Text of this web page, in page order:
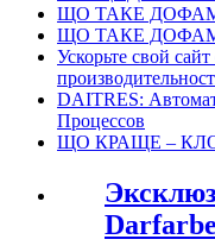
ЩО ТАКЕ
ЩО ТАКЕ
Ускорьте свой
DAITRES:
Процессов
ЩО КРАЩЕ –